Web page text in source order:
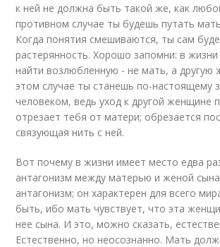
к ней не должна быть такой же, как
противном случае ты будешь путать
Когда понятия смешиваются, ты сам
растерянность. Хорошо запомни: в
найти возлюбленную - не мать, а другую
этом случае ты станешь по-настоящему
человеком, ведь уход к другой женщине
отрезает тебя от матери; обрезается
связующая нить с ней.
Вот почему в жизни имеет место едва
антагонизм между матерью и женой
антагонизм; он характерен для всего
быть, ибо мать чувствует, что эта
нее сына. И это, можно сказать,
Естественно, но неосознанно. Мать